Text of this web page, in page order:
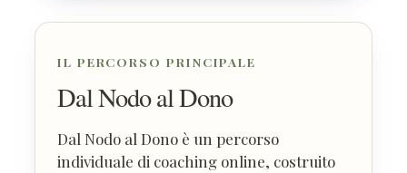
IL PERCORSO PRINCIPALE
Dal Nodo al Dono
Dal Nodo al Dono è un percorso
individuale di coaching online, costruito